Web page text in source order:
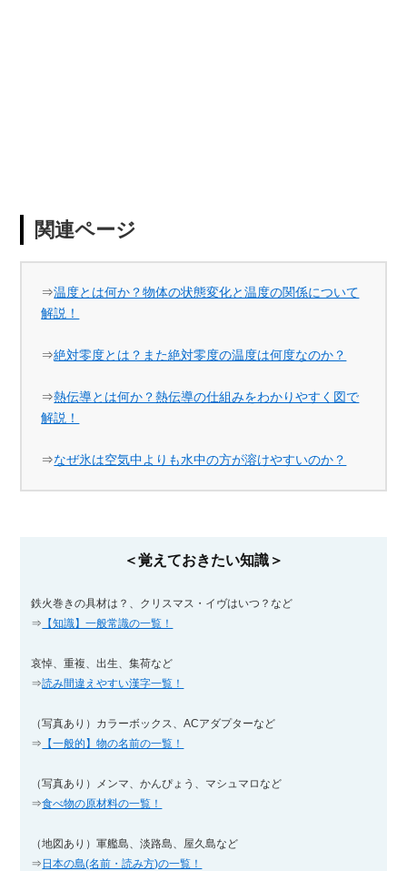
関連ページ
⇒温度とは何か？物体の状態変化と温度の関係について
解説！
⇒絶対零度とは？また絶対零度の温度は何度なのか？
⇒熱伝導とは何か？熱伝導の仕組みをわかりやすく図で
解説！
⇒なぜ氷は空気中よりも水中の方が溶けやすいのか？
＜覚えておきたい知識＞
鉄火巻きの具材は？、クリスマス・イヴはいつ？など
⇒
【知識】一般常識の一覧！
哀悼、重複、出生、集荷など
⇒読み間違えやすい漢字一覧！
（写真あり）カラーボックス、ACアダプターなど
⇒
【一般的】物の名前の一覧！
（写真あり）メンマ、かんぴょう、マシュマロなど
⇒食べ物の原材料の一覧！
（地図あり）軍艦島、淡路島、屋久島など
⇒ 日本の島(名前・読み方)の一覧！